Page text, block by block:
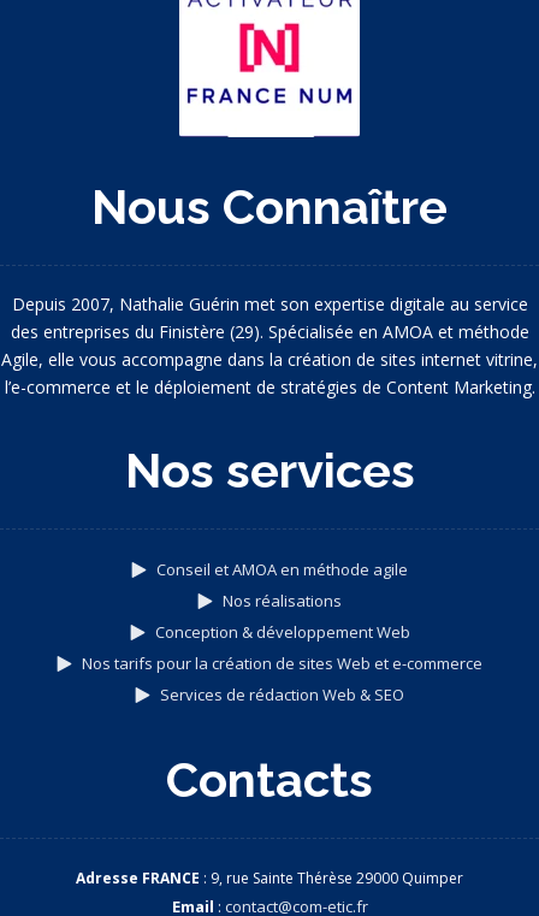
Nous Connaître
Depuis 2007, Nathalie Guérin met son expertise digitale au service
des entreprises du Finistère (29). Spécialisée en AMOA et méthode
Agile, elle vous accompagne dans la création de sites internet vitrine,
l’e-commerce et le déploiement de stratégies de Content Marketing.
Nos services
Conseil et AMOA en méthode agile
Nos réalisations
Conception & développement Web
Nos tarifs pour la création de sites Web et e-commerce
Services de rédaction Web & SEO
Contacts
Adresse FRANCE : 9, rue Sainte Thérèse 29000 Quimper
Email : contact@com-etic.fr